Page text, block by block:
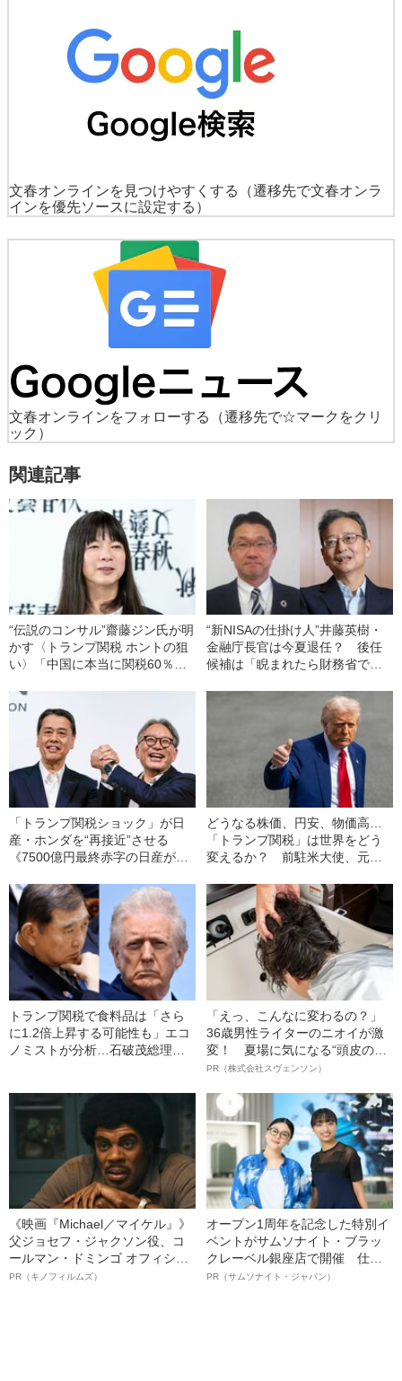
文春オンラインを見つけやすくする
（遷移先で文春オンラ
インを優先ソースに設定する）
文春オンラインをフォローする
（遷移先で☆マークをクリ
ック）
関連記事
“伝説のコンサル”齋藤ジン氏が明
かす〈トランプ関税 ホントの狙
い〉「中国に本当に関税60％を
“新NISAの仕掛け人”井藤英樹・
金融庁長官は今夏退任？ 後任
候補は「睨まれたら財務省で先
ライズ人事から1年》
「トランプ関税ショック」が日
産・ホンダを“再接近”させる
《7500億円最終赤字の日産が持
して…》
どうなる株価、円安、物価高…
「トランプ関税」は世界をどう
変えるか？ 前駐米大使、元為
ル”らが徹底解説
トランプ関税で食料品は「さら
に1.2倍上昇する可能性も」エコ
ノミストが分析…石破茂総理は
「えっ、こんなに変わるの？」
36歳男性ライターのニオイが激
変！ 夏場に気になる“頭皮のニ
オイ”や“ベタつき”を解消す
ト”が生み出した徹底ケアとは
PR（株式会社スヴェンソン）
《映画『Michael／マイケル』》
父ジョセフ・ジャクソン役、コ
ールマン・ドミンゴ オフィシャ
ルインタビュー“観客を魅了した
PR（キノフィルムズ）
オープン1周年を記念した特別イ
ベントがサムソナイト・ブラッ
クレーベル銀座店で開催 仕事
も人生も自分らしく～笑顔あふ
PR（サムソナイト・ジャパン）